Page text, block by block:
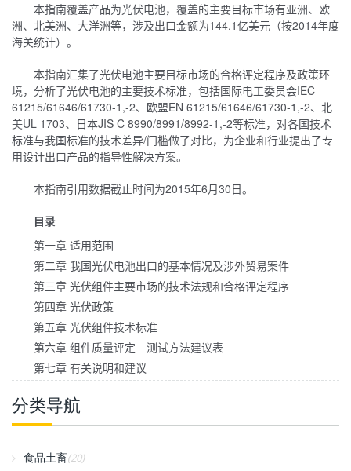
本指南覆盖产品为光伏电池，覆盖的主要目标市场有亚洲、欧
洲、北美洲、大洋洲等，涉及出口金额为144.1亿美元（按2014年度
海关统计）。
本指南汇集了光伏电池主要目标市场的合格评定程序及政策环
境，分析了光伏电池的主要技术标准，包括国际电工委员会IEC
61215/61646/61730-1,-2、欧盟EN 61215/61646/61730-1,-2、北
美UL 1703、日本JIS C 8990/8991/8992-1,-2等标准，对各国技术
标准与我国标准的技术差异/门槛做了对比，为企业和行业提出了专
用设计出口产品的指导性解决方案。
本指南引用数据截止时间为2015年6月30日。
目录
第一章 适用范围
第二章 我国光伏电池出口的基本情况及涉外贸易案件
第三章 光伏组件主要市场的技术法规和合格评定程序
第四章 光伏政策
第五章 光伏组件技术标准
第六章 组件质量评定—测试方法建议表
第七章 有关说明和建议
分类导航
食品土畜(20)